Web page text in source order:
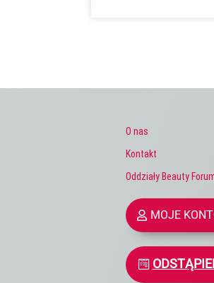
O nas
Kontakt
Oddziały Beauty
MOJE